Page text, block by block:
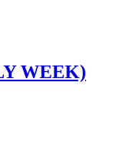
WEEK)